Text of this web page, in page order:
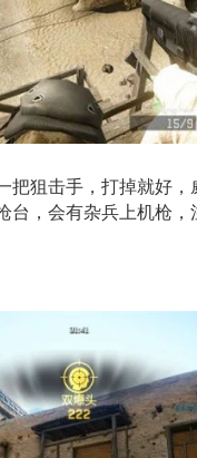
狙击手，打掉就好，
台，会有杂兵上机枪，